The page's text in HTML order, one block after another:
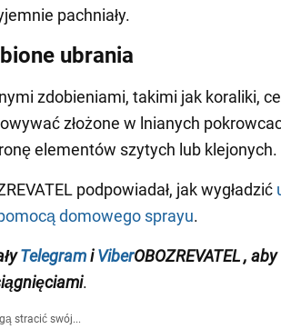
pachniały.
ubrania
zdobieniami, takimi jak koraliki,
złożone w lnianych
elementów szytych lub klejonych.
podpowiadał, jak wygładzić
domowego sprayu.
TelegramiViberOBOZREVATEL, aby
.
stracić swój...